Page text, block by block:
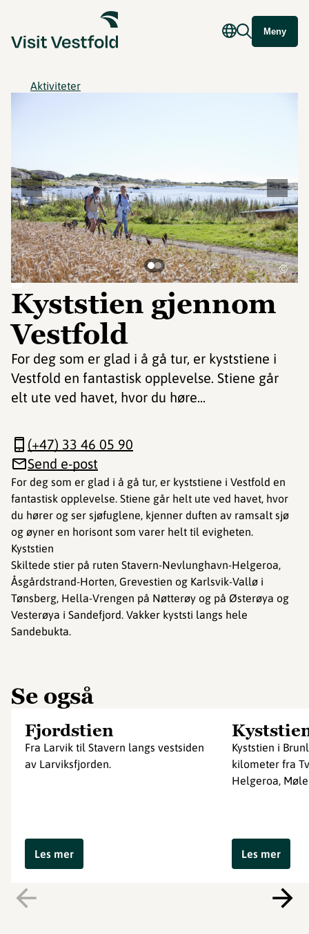
Meny
Aktiviteter
Kyststien gjennom
Vestfold
For deg som er glad i å gå tur, er kyststiene i
Vestfold en fantastisk opplevelse. Stiene går
elt ute ved havet, hvor du høre...
©
For deg som er glad i å gå tur, er kyststiene i Vestfold en
fantastisk opplevelse. Stiene går helt ute ved havet, hvor
du hører og ser sjøfuglene, kjenner duften av ramsalt sjø
og øyner en horisont som varer helt til evigheten.
Kyststien
Skiltede stier på ruten Stavern-Nevlunghavn-Helgeroa,
Åsgårdstrand-Horten, Grevestien og Karlsvik-Vallø i
Tønsberg, Hella-Vrengen på Nøtterøy og på Østerøya og
Vesterøya i Sandefjord. Vakker kyststi langs hele
Sandebukta.
(+47) 33 46 05 90
Send e-post
Se også
Fjordstien
Fra Larvik til Stavern langs vestsiden
av Larviksfjorden.
Les mer
Kyststien i
kilometer fra
Helgeroa,
Les mer